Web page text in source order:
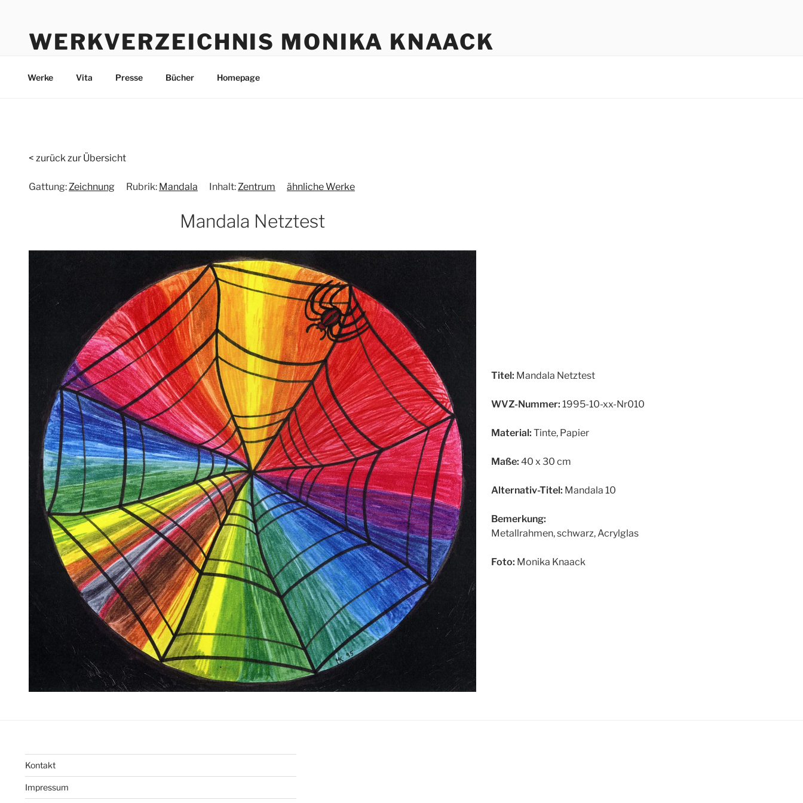
springenWERKVERZEICHNIS MONIKA KNAACK
Werke Vita Presse Bücher Homepage
< zurück zur Übersicht
Gattung:Zeichnung Rubrik: Mandala Inhalt:Zentrum ähnliche Werke
Mandala Netztest
Titel: Mandala Netztest
WVZ-Nummer: 1995-10-xx-Nr010
Material: Tinte, Papier
Maße: 40 x 30 cm
Alternativ-Titel: Mandala 10
Bemerkung:
Metallrahmen, schwarz, Acrylglas
Foto: Monika Knaack
Kontakt
Impressum